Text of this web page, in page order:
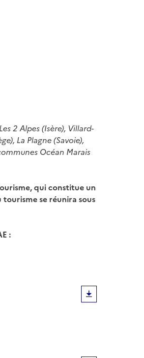
2 Alpes (Isère), Villard-
La Plagne (Savoie),
Océan Marais
qui constitue un
se réunira sous
: